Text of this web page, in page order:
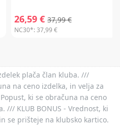
26,59 € 37,99 €
NC30*:37,99 €
plača član kluba. ///
na ceno izdelka, in velja za
ki se obračuna na ceno
/// KLUB BONUS - Vrednost, ki
se prišteje na klubsko kartico.